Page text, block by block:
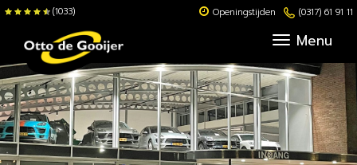
(1033) Openingstijden (0317) 61 91 11
Menu